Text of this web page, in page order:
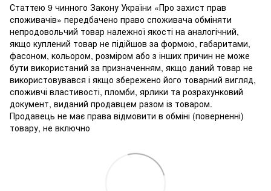
Статтею 9 чинного Закону України «Про захист прав
споживачів» передбачено право споживача обміняти
непродовольчий товар належної якості на аналогічний,
якщо куплений товар не підійшов за формою, габаритами,
фасоном, кольором, розміром або з інших причин не може
бути використаний за призначенням, якщо даний товар не
використовувався і якщо збережено його товарний вигляд,
споживчі властивості, пломби, ярлики та розрахунковий
документ, виданий продавцем разом із товаром.
Продавець не має права відмовити в обміні (поверненні)
товару, не включно